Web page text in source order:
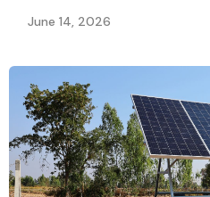
June 14, 2026